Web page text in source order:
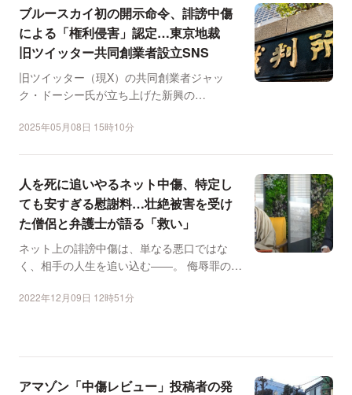
ブルースカイ初の開示命令、誹謗中傷
による「権利侵害」認定…東京地裁
旧ツイッター共同創業者設立SNS
旧ツイッター（現X）の共同創業者ジャッ
ク・ドーシー氏が立ち上げた新興の
2025年05月08日 15時10分
人を死に追いやるネット中傷、特定し
ても安すぎる慰謝料…壮絶被害を受け
た僧侶と弁護士が語る「救い」
ネット上の誹謗中傷は、単なる悪口ではな
く、相手の人生を追い込む――。 侮辱罪の厳
2022年12月09日 12時51分
アマゾン「中傷レビュー」投稿者の発